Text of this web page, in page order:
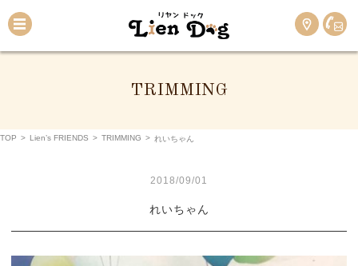
TRIMMING
TOP > Lien’s FRIENDS > TRIMMING > れいちゃん
2018/09/01
れいちゃん